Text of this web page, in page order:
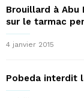
Brouillard à Abu
sur le tarmac
4 janvier 2015
Pobeda interdit